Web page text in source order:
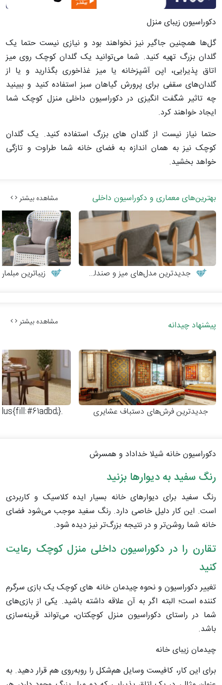
دکوراسیون زیبای منزل
گل‌ها همچنین جاگیر نیز نخواهند بود و نیازی نیست حتما یک
گلدان بزرگ تهیه کنید. شما می‌توانید یک گلدان کوچک روی میز
اتاق پذیرایی، اپن آشپزخانه یا میز غذاخوری بگذارید و یا از
گلدان‌های سقفی برای پرورش گیاهان سبز استفاده کنید و ببینید
چه تاثیر شگفت انگیزی در دکوراسیون داخلی منزل کوچک شما
ایجاد خواهند کرد.
حتما نیاز نیست از گلدان های بزرگ استفاده کنید. یک گلدان
کوچک نیز به همان اندازه به فضای خانه شما طراوت و تازگی
خواهد بخشید.
بهترین‌های معماری و دکوراسیون داخلی مشاهده بیشتر
جدیدترین مدل‌های میز و صندلی چوبی مدرن زیباترین
پیشنهاد چیدانه مشاهده بیشتر
جدیدترین فرش‌های دستباف عشایری .dimondplus{fill:#61adbd;}
دکوراسیون خانه شیلا خداداد و همسرش
رنگ سفید به دیوارها بزنید
رنگ سفید برای دیوارهای خانه بسیار ایده کلاسیک و کاربردی
است. این کار دلیل خاصی دارد. رنگ سفید موجب می‌شود فضای
خانه شما روشن‌تر و در نتیجه بزرگ‌تر نیز دیده شود.
تقارن را در دکوراسیون داخلی منزل کوچک رعایت
کنید
تغییر دکوراسیون و نحوه چیدمان خانه های کوچک یک بازی سرگرم
کننده است؛ البته اگر به آن علاقه داشته باشید. یکی از بازی‌های
شما در راستای دکوراسیون منزل کوچکتان، می‌تواند قرینه‌سازی
باشد.
چیدمان زیبای خانه
برای این کار، کافیست وسایل هم‌شکل را روبه‌روی هم قرار دهید. به